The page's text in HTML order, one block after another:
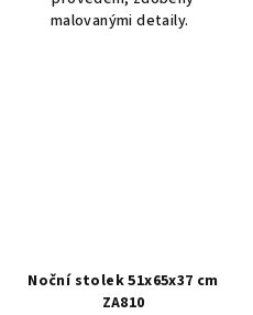
malovanými detaily.
Noční stolek 51x65x37 cm
ZA810